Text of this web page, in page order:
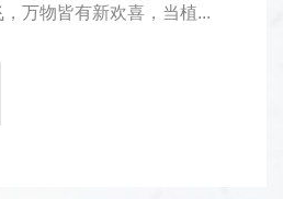
万物皆有新欢喜，当植...